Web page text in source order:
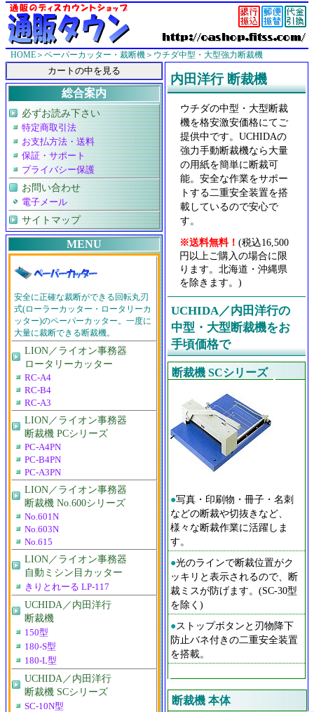
内田洋行 断裁機
ウチダの中型・大型断裁
機を格安激安価格にてご
提供中です。UCHIDAの
強力手動断裁機なら大量
の用紙を簡単に断裁可
能。安全な作業をサポー
トする二重安全装置を搭
載しているので安心で
す。
※送料無料！ (税込16,500
円以上ご購入の場合に限
ります。北海道・沖縄県
を除きます。)
UCHIDA／内田洋行の
中型・大型断裁機をお
手頃価格で
断裁機 SCシリーズ
●写真・印刷物・冊子・名刺
などの断裁や切抜きなど、
様々な断裁作業に活躍しま
す。
●光のラインで断裁位置がク
ッキリと表示されるので、断
裁ミスが防げます。(SC-30型
を除く)
●ストップボタンと刃物降下
防止バネ付きの二重安全装置
を搭載。
断裁機 本体
総合案内
必ずお読み下さい
特定商取引法
お支払方法・送料
保証・サポート
プライバシー保護
お問い合わせ
電子メール
サイトマップ
MENU
安全に正確な裁断ができる回転丸刃
式(ローラーカッター・ロータリーカ
ッター)のペーパーカッター。一度に
大量に裁断できる断裁機。
LION／ライオン事務器
ロータリーカッター
RC-A4
RC-B4
RC-A3
LION／ライオン事務器
断裁機 PCシリーズ
PC-A4PN
PC-B4PN
PC-A3PN
LION／ライオン事務器
断裁機 No.600シリーズ
No.601N
No.603N
No.615
LION／ライオン事務器
自動ミシン目カッター
きりとれーる LP-117
UCHIDA／内田洋行
断裁機
150型
180-S型
180-L型
UCHIDA／内田洋行
断裁機 SCシリーズ
SC-10N型
HOME ＞ ペーパーカッター・裁断機 ＞ウチダ中型・大型強力断裁機